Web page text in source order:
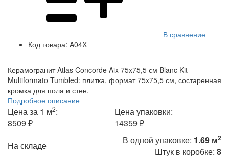
В сравнение
Код товара: A04X
Керамогранит Atlas Concorde Aix 75x75,5 см Blanc Kit
Multiformato Tumbled: плитка, формат 75x75,5 см, состаренная
кромка для пола и стен.
Подробное описание
Цена за 1 м2:
8509 ₽
Цена упаковки:
14359 ₽
На складе
В одной упаковке: 1.69 м2
Штук в коробке: 8